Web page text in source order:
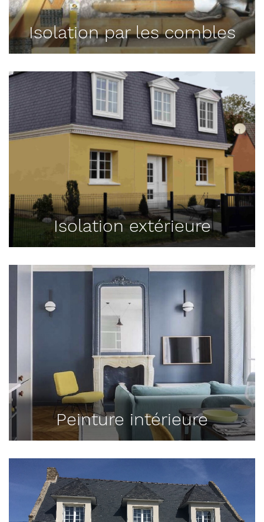
Isolation par les combles
Isolation extérieure
Peinture intérieure